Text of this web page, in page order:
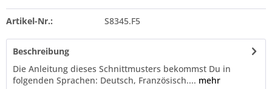
Artikel-Nr.: S8345.F5
Beschreibung
Die Anleitung dieses Schnittmusters bekommst Du in
folgenden Sprachen: Deutsch, Französisch.... mehr